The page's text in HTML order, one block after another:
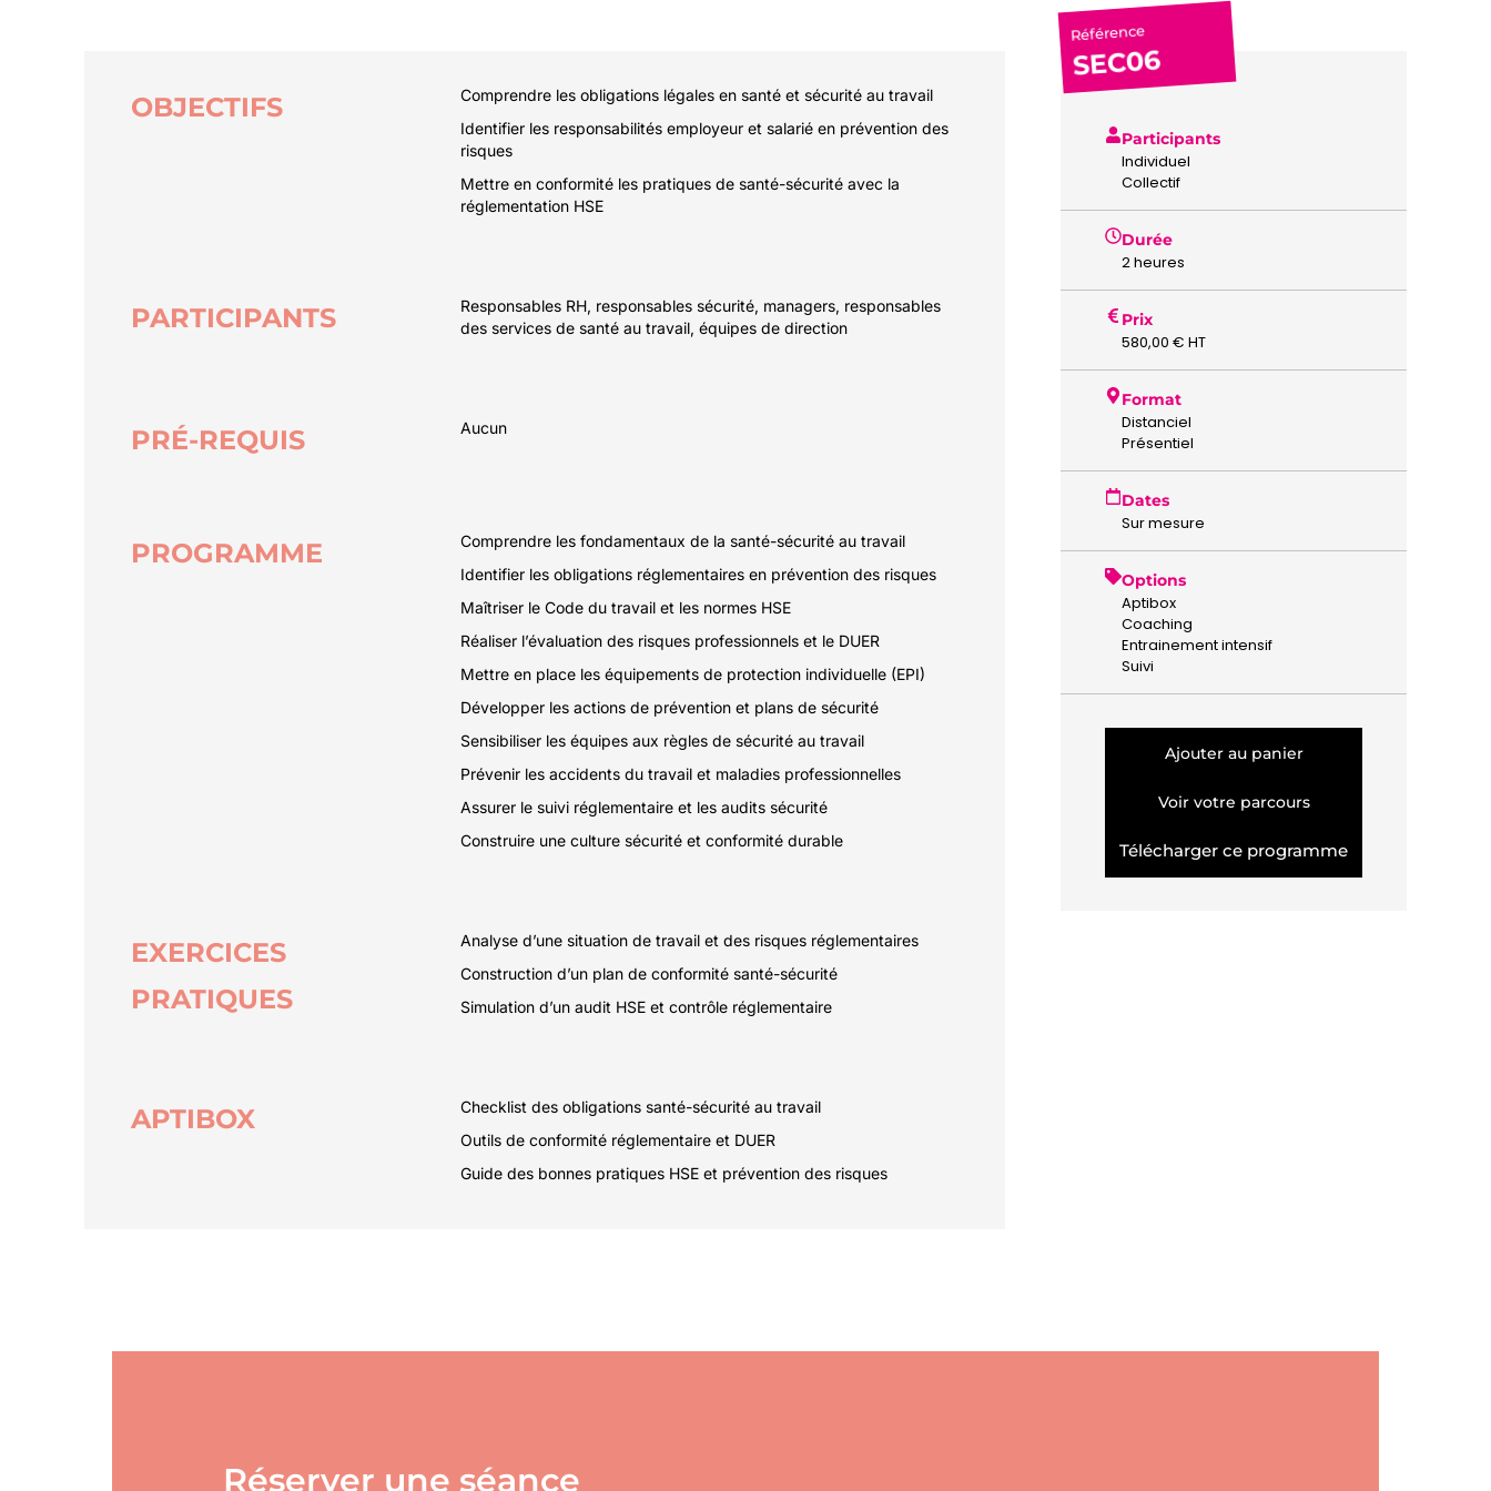
OBJECTIFS
Comprendre les obligations légales en santé et sécurité au travail
Identifier les responsabilités employeur et salarié en prévention des
risques
Mettre en conformité les pratiques de santé-sécurité avec la
réglementation HSE
PARTICIPANTS
Responsables RH, responsables sécurité, managers, responsables
des services de santé au travail, équipes de direction
PRÉ-REQUIS Aucun
PROGRAMME
Comprendre les fondamentaux de la santé-sécurité au travail
Identifier les obligations réglementaires en prévention des risques
Maîtriser le Code du travail et les normes HSE
Réaliser l’évaluation des risques professionnels et le DUER
Mettre en place les équipements de protection individuelle (EPI)
Développer les actions de prévention et plans de sécurité
Sensibiliser les équipes aux règles de sécurité au travail
Prévenir les accidents du travail et maladies professionnelles
Assurer le suivi réglementaire et les audits sécurité
Construire une culture sécurité et conformité durable
EXERCICES
PRATIQUES
Analyse d’une situation de travail et des risques réglementaires
Construction d’un plan de conformité santé-sécurité
Simulation d’un audit HSE et contrôle réglementaire
APTIBOX
Checklist des obligations santé-sécurité au travail
Outils de conformité réglementaire et DUER
Guide des bonnes pratiques HSE et prévention des risques
Référence
SEC06
Participants
Individuel
Collectif
Durée
2 heures
Prix
580,00€ HT
Format
Distanciel
Présentiel
Dates
Sur mesure
Options
Aptibox
Coaching
Entrainement intensif
Suivi
Ajouter au panier
Voir votre parcours
Télécharger ce programme
Réserver une séance